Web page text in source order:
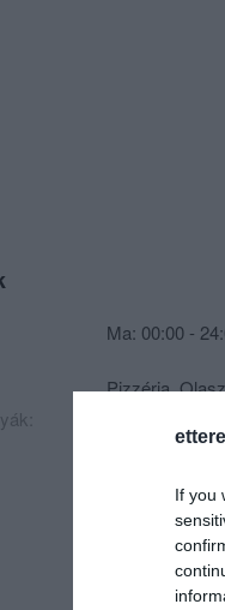
If you
Ma: 00:00 -
Pizzéria,
TV, WIFI,